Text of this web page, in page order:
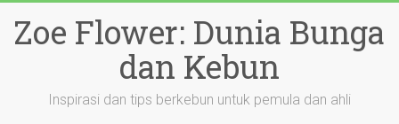
content
Zoe Flower: Dunia Bunga
dan Kebun
Inspirasi dan tips berkebun untuk pemula dan ahli